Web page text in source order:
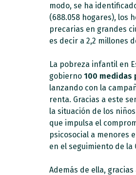
modo, se ha
(688.058 hogares), los
precarias en grandes
es decir a 2,2 millones
La pobreza infantil en
gobierno 100 medidas
lanzando con la
renta. Gracias a este
la situación de los
que impulsa el
psicosocial a menores
en el seguimiento de
Además de ella,